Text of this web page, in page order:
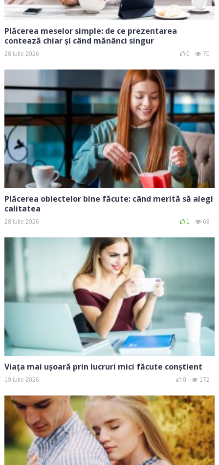
Plăcerea meselor simple: de ce prezentarea
contează chiar și când mănânci singur
28 iulie 2026 0 70
Plăcerea obiectelor bine făcute: când merită să alegi
calitatea
28 iulie 2026 1 68
Viața mai ușoară prin lucruri mici făcute conștient
19 iulie 2026 0 172